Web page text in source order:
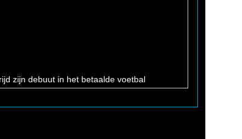
tijdens deze wedstrijd zijn debuut in het betaalde voetbal